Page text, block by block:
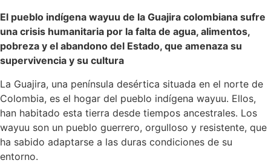
El pueblo indígena wayuu de la Guajira colombiana sufre
una crisis humanitaria por la falta de agua, alimentos,
pobreza y el abandono del Estado, que amenaza su
supervivencia y su cultura
La Guajira, una península desértica situada en el norte de
Colombia, es el hogar del pueblo indígena wayuu. Ellos,
han habitado esta tierra desde tiempos ancestrales. Los
wayuu son un pueblo guerrero, orgulloso y resistente, que
ha sabido adaptarse a las duras condiciones de su
entorno.